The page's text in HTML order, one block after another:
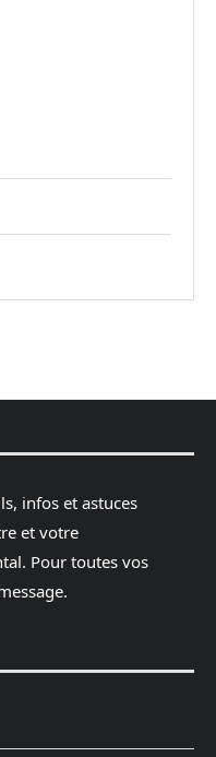
infos et astuces
et votre
Pour toutes vos